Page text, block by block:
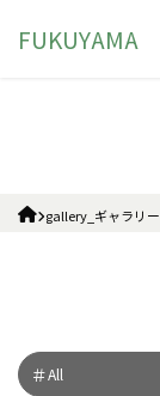
FUKUYAMA
gallery_ギャラリー
All